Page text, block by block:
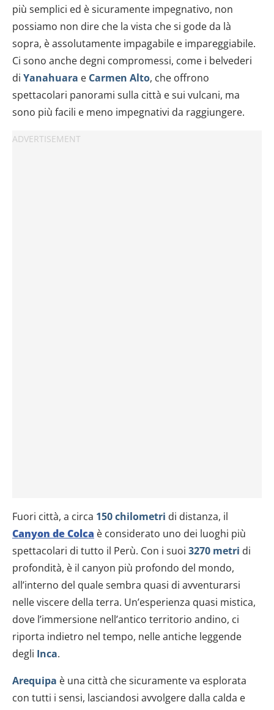
Utilizziamo i cookie per personalizzare contenuti ed
annunci, per fornire funzionalità dei social media e per
analizzare il nostro traffico. Condividiamo inoltre
informazioni sul modo in cui utilizzi il nostro sito con i
nostri partner che si occupano di analisi dei dati web,
pubblicità e social media, i quali potrebbero combinarle
con altre informazioni che hai fornito loro o che hanno
raccolto dal tuo utilizzo dei loro servizi.
più semplici ed è sicuramente impegnativo, non
possiamo non dire che la vista che si gode da là
sopra, è assolutamente impagabile e impareggiabile.
Ci sono anche degni compromessi, come i belvederi
di Yanahuara e Carmen Alto, che offrono
spettacolari panorami sulla città e sui vulcani, ma
sono più facili e meno impegnativi da raggiungere.
Fuori città, a circa 150 chilometri di distanza, il
Canyon de Colca è considerato uno dei luoghi più
spettacolari di tutto il Perù. Con i suoi 3270 metri di
profondità, è il canyon più profondo del mondo,
all’interno del quale sembra quasi di avventurarsi
nelle viscere della terra. Un’esperienza quasi mistica,
dove l’immersione nell’antico territorio andino, ci
riporta indietro nel tempo, nelle antiche leggende
degli Inca.
Arequipa è una città che sicuramente va esplorata
con tutti i sensi, lasciandosi avvolgere dalla calda e